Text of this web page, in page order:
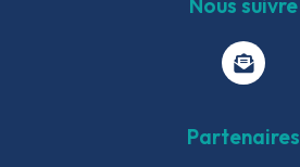
Nous suivre
Partenaires